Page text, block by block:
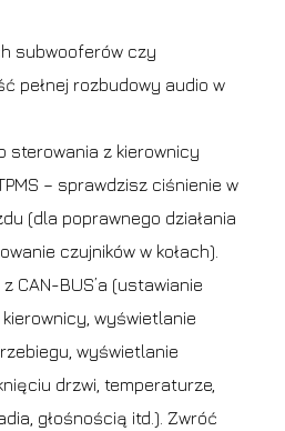
subwooferów czy
pełnej rozbudowy audio w
sterowania z kierownicy
– sprawdzisz ciśnienie w
(dla poprawnego działania
czujników w kołach).
CAN-BUS’a (ustawianie
wyświetlanie
wyświetlanie
drzwi, temperaturze,
głośnością itd.). Zwróć